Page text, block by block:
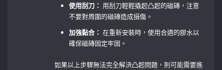
使用刮刀： 用刮刀輕輕撬起凸起的磁磚，注意
不要對周圍的磁磚造成損傷。
加強黏合：在重新安裝時，使用合適的膠水以
確保磁磚固定牢固。
如果以上步驟無法完全解決凸起問題，則可能需要進